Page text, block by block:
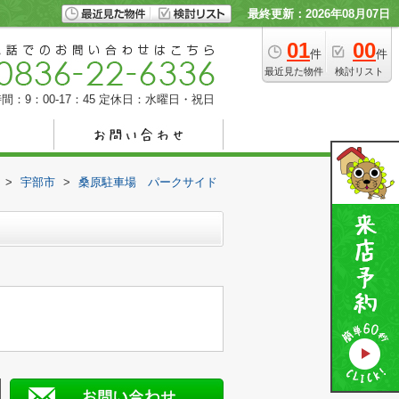
最終更新：2026年08月07日
01件
最近見た物件
00件
検討リスト
：9：00-17：45 定休日：水曜日・祝日
> 宇部市 > 桑原駐車場 パークサイド